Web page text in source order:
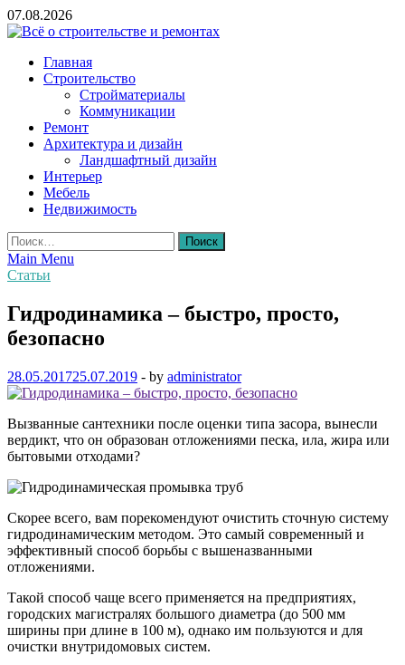
Skip
to
07.08.2026
Всё о строительстве и ремонтах
Главная
Строительство
Стройматериалы
Коммуникации
Ремонт
Архитектура и дизайн
Ландшафтный дизайн
Интерьер
Мебель
Недвижимость
Найти:
Main Menu
Статьи
Гидродинамика – быстро, просто,
безопасно
28.05.201725.07.2019 - by administrator
Вызванные сантехники после оценки типа засора, вынесли
вердикт, что он образован отложениями песка, ила, жира или
бытовыми отходами?
Скорее всего, вам порекомендуют очистить сточную систему
гидродинамическим методом. Это самый современный и
эффективный способ борьбы с вышеназванными
отложениями.
Такой способ чаще всего применяется на предприятиях,
городских магистралях большого диаметра (до 500 мм
ширины при длине в 100 м), однако им пользуются и для
очистки внутридомовых систем.